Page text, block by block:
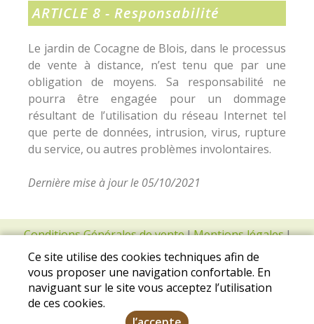
ARTICLE 8 - Responsabilité
Le jardin de Cocagne de Blois, dans le processus
de vente à distance, n’est tenu que par une
obligation de moyens. Sa responsabilité ne
pourra être engagée pour un dommage
résultant de l’utilisation du réseau Internet tel
que perte de données, intrusion, virus, rupture
du service, ou autres problèmes involontaires.
Dernière mise à jour le 05/10/2021
Conditions Générales de venteIMentions légalesI
Protection des données personnelles
Ce site utilise des cookies techniques afin de
vous proposer une navigation confortable. En
naviguant sur le site vous acceptez l’utilisation
de ces cookies.